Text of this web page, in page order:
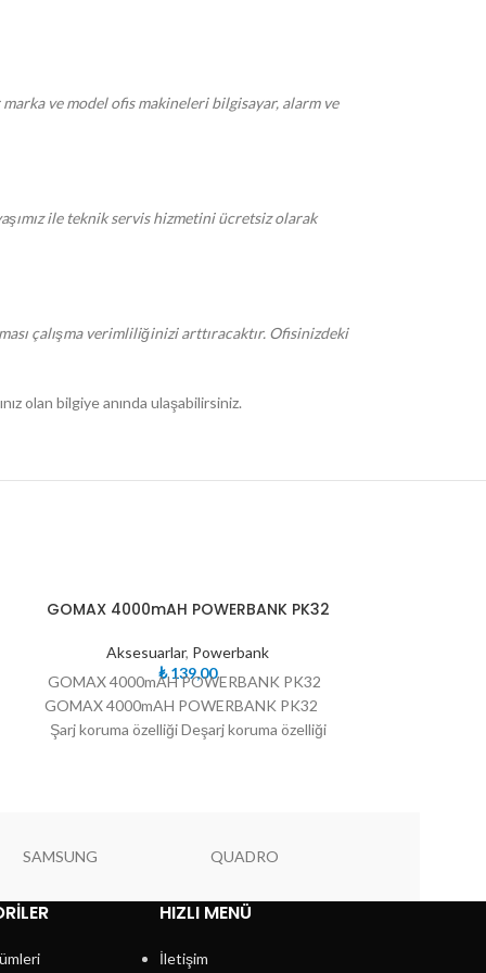
ve model ofis makineleri bilgisayar, alarm ve
ile teknik servis hizmetini ücretsiz olarak
çalışma verimliliğinizi arttıracaktır. Ofisinizdeki
olan bilgiye anında ulaşabilirsiniz.
TÜKE
GOMAX 4000mAH POWERBANK PK32
Aksesuarlar, Powerbank
₺139,00
GOMAX 4000mAH POWERBANK PK32
GOMAX 4000mAH POWERBANK PK32
Şarj koruma özelliği Deşarj koruma özelliği
SAMSUNG QUADRO
HIZLI MENÜ
İletişim